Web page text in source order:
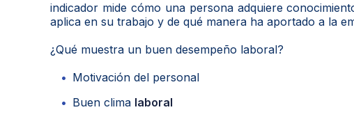
indicador mide cómo una persona adquiere
aplica en su trabajo y de qué manera ha aportado a la
¿Qué muestra un buen desempeño laboral?
Motivación del personal
Buen clima laboral